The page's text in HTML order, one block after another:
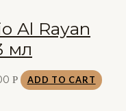
Al Rayan
мл
Р ADD TO CART